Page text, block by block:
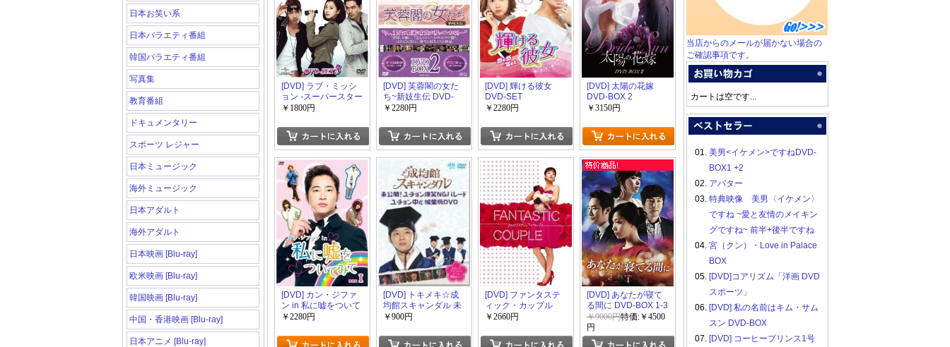
日本お笑い系
日本バラエティ番組
韓国バラエティ番組
写真集
教育番組
ドキュメンタリー
スポーツ レジャー
日本ミュージック
海外ミュージック
日本アダルト
海外アダルト
日本映画 [Blu-ray]
欧米映画 [Blu-ray]
韓国映画 [Blu-ray]
中国・香港映画 [Blu-ray]
日本アニメ [Blu-ray]
[DVD] ラブ・ミッシ
ョン -スーパースター
と結婚せよ!- DVD-
￥1800円
[DVD] 芙蓉閣の女た
ち~新妓生伝 DVD-
BOX 2
￥2280円
[DVD] 輝ける彼女
DVD-SET
￥2280円
[DVD] 太陽の花嫁
DVD-BOX 2
￥3150円
[DVD] カン・ジファ
ン in 私に嘘をついて
みて BOX 1 +2
￥2280円
[DVD] トキメキ☆成
均館スキャンダル 未
公開! ユチョン爆笑
中心編集版DVD
￥900円
[DVD] ファンタステ
ィック・カップル
DVD-BOX
￥2660円
[DVD] あなたが寝て
る間に DVD-BOX 1-3
￥9000円特価:￥4500
円
当店からのメールが届かない場合の
ご確認事項です。
カートは空です...
01. 美男<イケメン>ですねDVD-
BOX1 +2
02. アバター
03. 特典映像 美男〈イケメン〉
ですね ~愛と友情のメイキン
グですね~ 前半+後半ですね
04. 宮（クン）・Love in Palace
BOX
05. [DVD]コアリズム「洋画 DVD
スポーツ」
06. [DVD] 私の名前はキム・サム
スン DVD-BOX
07. [DVD] コーヒープリンス1号